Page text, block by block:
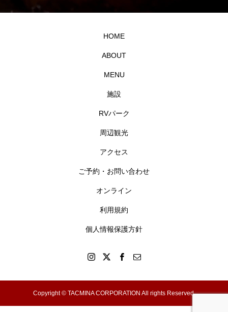
HOME
ABOUT
MENU
施設
RVパーク
周辺観光
アクセス
ご予約・お問い合わせ
オンライン
利用規約
個人情報保護方針
Copyright © TACMINA CORPORATION All rights Reserved.